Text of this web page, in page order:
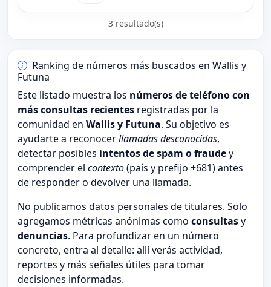
3 resultado(s)
Ranking de números más buscados en Wallis y
Futuna
Este listado muestra los números de teléfono con
más consultas recientes registradas por la
comunidad en Wallis y Futuna. Su objetivo es
ayudarte a reconocerllamadas desconocidas,
detectar posibles intentos de spam o fraudey
comprender el contexto(país y prefijo +681) antes
de responder o devolver una llamada.
No publicamos datos personales de titulares. Solo
agregamos métricas anónimas como consultasy
denuncias. Para profundizar en un número
concreto, entra al detalle: allí verás actividad,
reportes y más señales útiles para tomar
decisiones informadas.